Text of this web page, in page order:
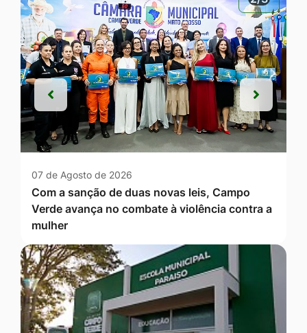
07 de Agosto de 2026
Com a sanção de duas novas leis, Campo
Verde avança no combate à violência contra a
mulher
Anterior
Anterior Próxima